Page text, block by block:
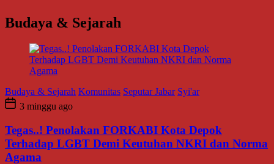
Budaya & Sejarah
Budaya & Sejarah Komunitas Seputar Jabar Syi'ar
3 minggu ago
Tegas..! Penolakan FORKABI Kota Depok
Terhadap LGBT Demi Keutuhan NKRI dan Norma
Agama